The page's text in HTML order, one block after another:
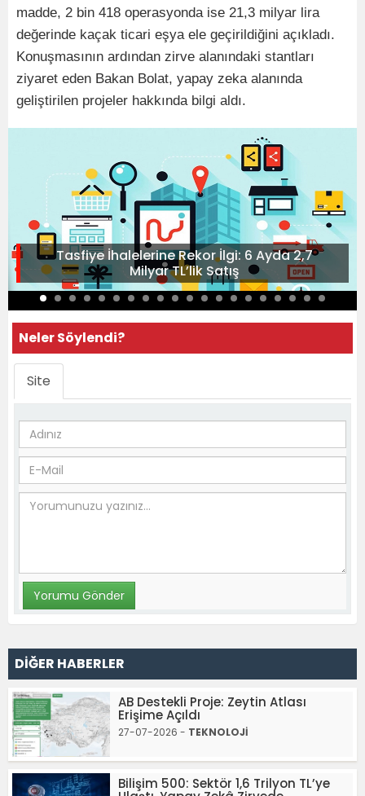
madde, 2 bin 418 operasyonda ise 21,3 milyar lira
değerinde kaçak ticari eşya ele geçirildiğini açıkladı.
Konuşmasının ardından zirve alanındaki stantları
ziyaret eden Bakan Bolat, yapay zeka alanında
geliştirilen projeler hakkında bilgi aldı.
Tasfiye İhalelerine Rekor İlgi: 6 Ayda 2,7
Milyar TL’lik Satış
Neler Söylendi?
Site
DİĞER HABERLER
AB Destekli Proje: Zeytin Atlası
Erişime Açıldı
27-07-2026 - TEKNOLOJİ
Bilişim 500: Sektör 1,6 Trilyon TL’ye